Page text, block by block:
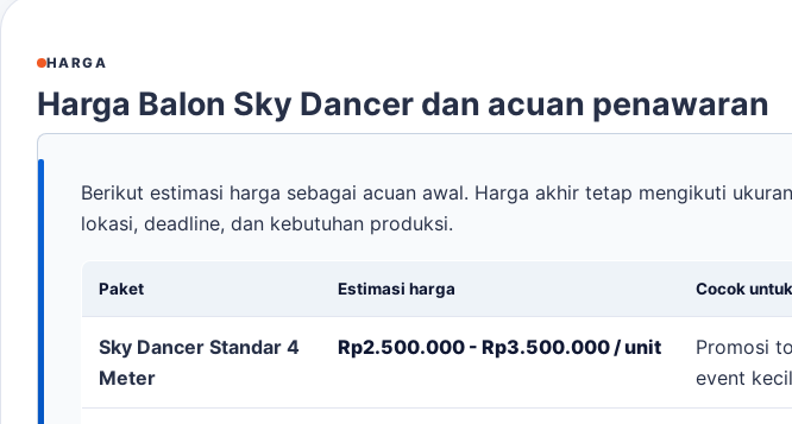
HARGA
Harga Balon Sky Dancer dan acuan penawaran
Berikut estimasi harga sebagai acuan awal. Harga akhir tetap mengikuti
lokasi, deadline, dan kebutuhan produksi.
Paket Estimasi harga Cocok untuk
Sky Dancer Standar 4
Meter
Rp2.500.000 - Rp3.500.000 / unit
Promosi
event